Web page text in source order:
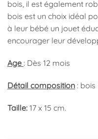
bois, il est également
bois est un choix idéal
à leur bébé un jouet
encourager leur
Age : Dès 12 mois
Détail composition : bois
Taille: 17 x 15 cm.